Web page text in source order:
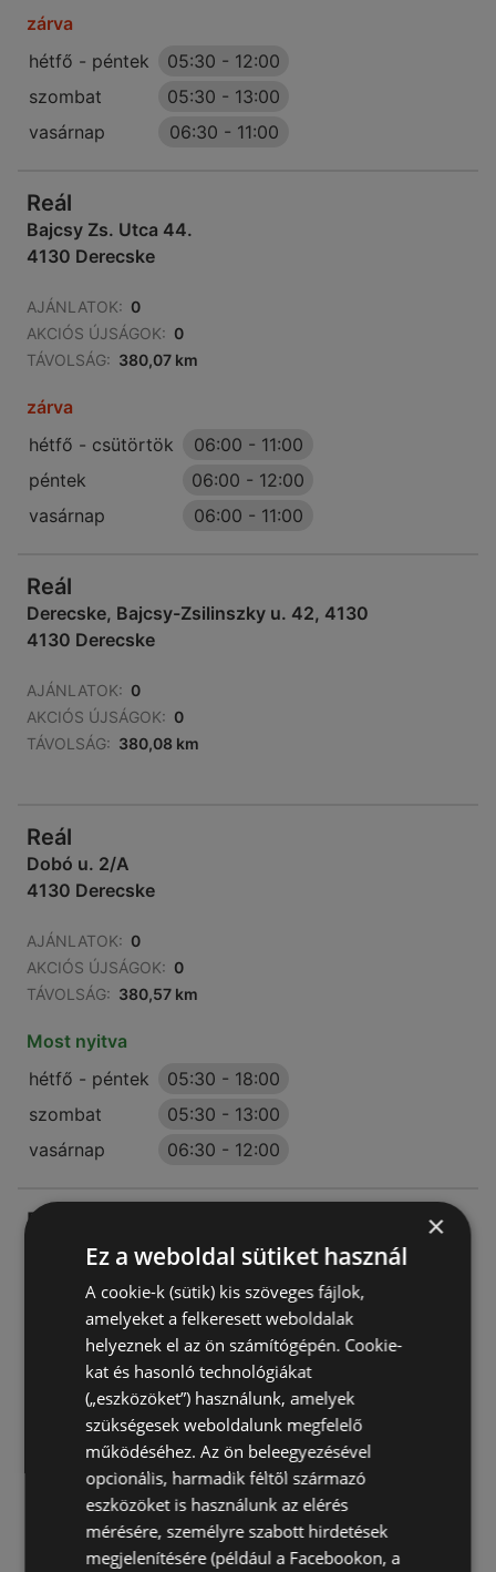
zárva
hétfő - péntek
05:30 - 12:00
szombat
05:30 - 13:00
vasárnap
06:30 - 11:00
Reál
Bajcsy Zs. Utca 44.
4130 Derecske
AJÁNLATOK: 0
AKCIÓS ÚJSÁGOK: 0
TÁVOLSÁG: 380,07 km
zárva
hétfő - csütörtök
06:00 - 11:00
péntek
06:00 - 12:00
vasárnap
06:00 - 11:00
Reál
Derecske, Bajcsy-Zsilinszky u. 42, 4130
4130 Derecske
AJÁNLATOK: 0
AKCIÓS ÚJSÁGOK: 0
TÁVOLSÁG: 380,08 km
Reál
Dobó u. 2/A
4130 Derecske
AJÁNLATOK: 0
AKCIÓS ÚJSÁGOK: 0
TÁVOLSÁG: 380,57 km
Most nyitva
hétfő - péntek
05:30 - 18:00
szombat
05:30 - 13:00
vasárnap
06:30 - 12:00
Reál
Köztársaság út 134. 132, 4130
AJÁNLATOK: 0
AKCIÓS ÚJSÁGOK:
0
TÁVOLSÁG: 380,78 km
Most nyitva
hétfő - péntek
06:00-19:30
szombat
06:30-13:00
vasárnap
07:00-12:00
×
Ez a weboldal sütiket használ
A cookie-k (sütik) kis szöveges fájlok,
amelyeket a felkeresett weboldalak
helyeznek el az ön számítógépén. Cookie-
kat és hasonló technológiákat
(„eszközöket”) használunk, amelyek
szükségesek weboldalunk megfelelő
működéséhez. Az ön beleegyezésével
opcionális, harmadik féltől származó
eszközöket is használunk az elérés
mérésére, személyre szabott hirdetések
megjelenítésére (például a Facebookon, a